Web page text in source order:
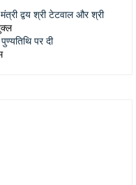
द्वय श्री टेटवाल और श्री
पर दी